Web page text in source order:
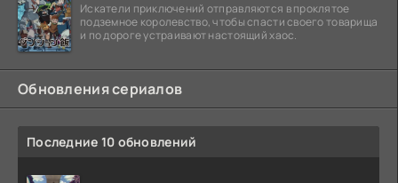
Искатели приключений отправляются в проклятое
подземное королевство, чтобы спасти своего товарища
и по дороге устраивают настоящий хаос.
Обновления сериалов
Последние 10 обновлений